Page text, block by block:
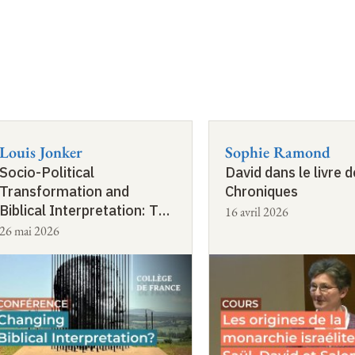
Louis Jonker
Socio-Political
Transformation and
Biblical Interpretation: The
Case of Post-Apartheid
26 mai 2026
Sophie Ramond
David dans le livre
Chroniques
16 avril 2026